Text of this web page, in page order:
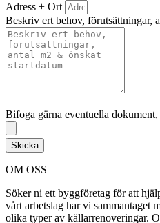
Adress + Ort
Beskriv ert behov, förutsättningar,
Bifoga gärna eventuella
Skicka
OM OSS
Söker ni ett byggföretag för att
vårt arbetslag har vi sammantaget
olika typer av källarrenoveringar.